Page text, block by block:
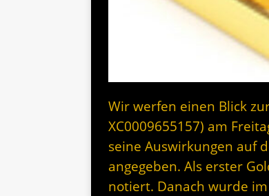
Wir werfen einen Blick
XC0009655157) am
seine Auswirkungen auf
angegeben. Als erster
notiert. Danach wurde